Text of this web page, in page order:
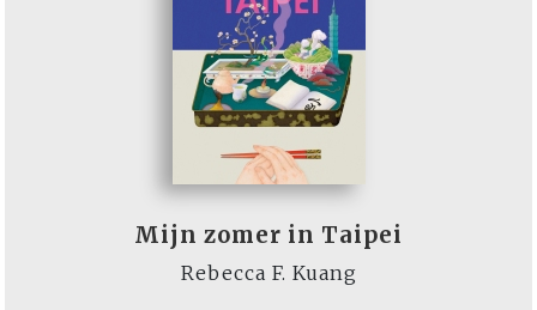
Mijn zomer in Taipei
Rebecca F. Kuang